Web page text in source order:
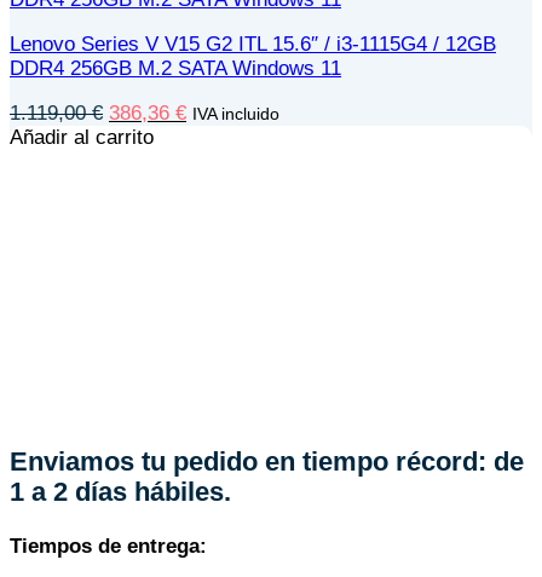
Lenovo Series V V15 G2 ITL 15.6″ / i3-1115G4 / 12GB
DDR4 256GB M.2 SATA Windows 11
1.119,00€ El
precio
386,36 €ElIVA incluido
Añadir al carrito
Enviamos tu pedido en tiempo récord: de
1 a 2 días hábiles.
Tiempos de entrega: